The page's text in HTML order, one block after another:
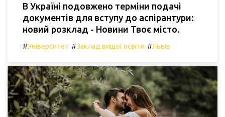
В Україні подовжено терміни подачі
документів для вступу до аспірантури:
новий розклад - Новини Твоє місто.
#Університет #Заклад вищої освіти #Львів